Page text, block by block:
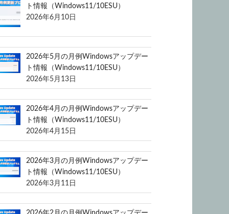
ト情報（Windows11/10ESU）
2026年6月10日
2026年5月の月例Windowsアップデー
ト情報（Windows11/10ESU）
2026年5月13日
2026年4月の月例Windowsアップデー
ト情報（Windows11/10ESU）
2026年4月15日
2026年3月の月例Windowsアップデー
ト情報（Windows11/10ESU）
2026年3月11日